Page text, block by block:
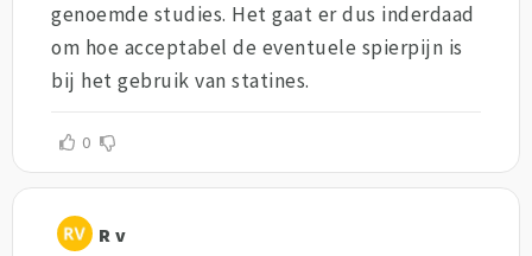
genoemde studies. Het gaat er dus inderdaad
om hoe acceptabel de eventuele spierpijn is
bij het gebruik van statines.
0
R v